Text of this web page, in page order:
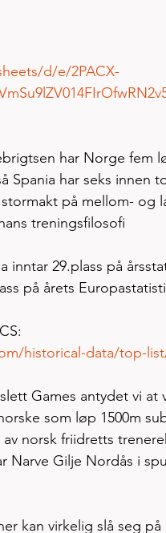
d/e/2PACX-
har Norge fem
Spania har seks innen
på mellom- og
treningsfilosofi
inntar 29.plass på
på årets
historical-data/top-
Games antydet vi
som løp 1500m
norsk friidretts
Narve Gilje Nordås i
kan virkelig slå seg